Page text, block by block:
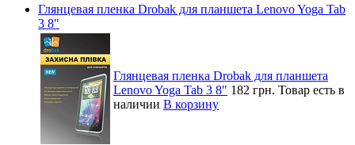
Глянцевая пленка Drobak для планшета Lenovo Yoga Tab
3 8"
Глянцевая пленка Drobak для планшета
Lenovo Yoga Tab 3 8" 182 грн. Товар есть в
наличии В корзину